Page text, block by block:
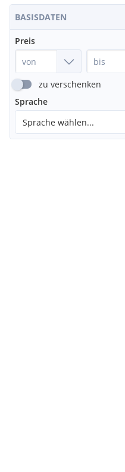
BASISDATEN
Preis
zu verschenken
Sprache
Sprache wählen...